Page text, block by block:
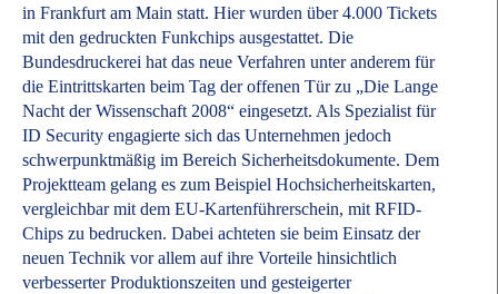
in Frankfurt am Main statt. Hier wurden über 4.000 Tickets
mit den gedruckten Funkchips ausgestattet. Die
Bundesdruckerei hat das neue Verfahren unter anderem für
die Eintrittskarten beim Tag der offenen Tür zu „Die Lange
Nacht der Wissenschaft 2008“ eingesetzt. Als Spezialist für
ID Security engagierte sich das Unternehmen jedoch
schwerpunktmäßig im Bereich Sicherheitsdokumente. Dem
Projektteam gelang es zum Beispiel Hochsicherheitskarten,
vergleichbar mit dem EU-Kartenführerschein, mit RFID-
Chips zu bedrucken. Dabei achteten sie beim Einsatz der
neuen Technik vor allem auf ihre Vorteile hinsichtlich
verbesserter Produktionszeiten und gesteigerter